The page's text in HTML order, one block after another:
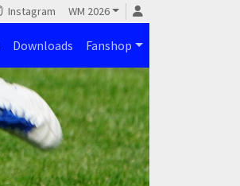
Instagram WM 2026
Downloads Fanshop